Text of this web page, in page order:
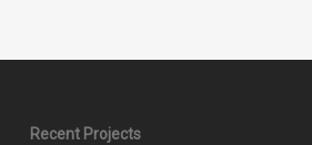
Recent Projects